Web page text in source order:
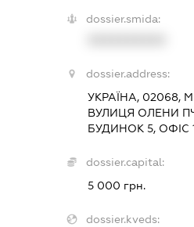
dossier.smida:
dossier.address:
УКРАЇНА, 02068,
ВУЛИЦЯ ОЛЕНИ
БУДИНОК 5, ОФІС
dossier.capital:
5 000 грн.
dossier.kveds: